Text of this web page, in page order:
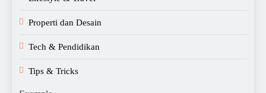
Properti dan Desain
Tech & Pendidikan
Tips & Tricks